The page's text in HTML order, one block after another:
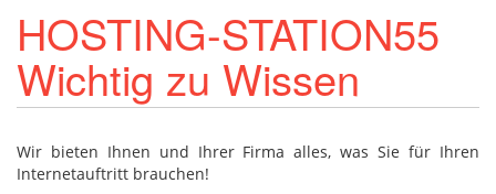
HOSTING-STATION55
Wichtig zu Wissen
Wir bieten Ihnen und Ihrer Firma alles, was Sie für Ihren
Internetauftritt brauchen!